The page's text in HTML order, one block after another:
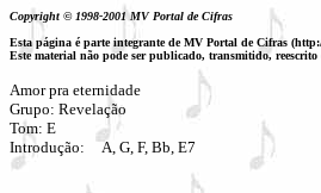
Copyright © 1998-2001 MV Portal de Cifras
Esta página é parte integrante de MV Portal de Cifras
Este material não pode ser publicado, transmitido,
Amor pra eternidade
Grupo: Revelação
Tom: E
Introdução:
A, G, F, Bb, E7